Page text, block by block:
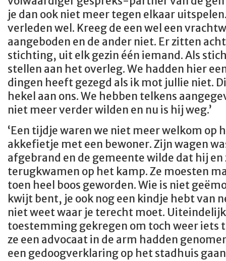
je dan ook niet meer tegen elkaar
verleden wel. Kreeg de een wel een
aangeboden en de ander niet. Er zitten
stichting, uit elk gezin één iemand. Als
stellen aan het overleg. We hadden hier
dingen heeft gezegd als ik mot jullie niet.
hekel aan ons. We hebben telkens
niet meer verder wilden en nu is hij weg.’
‘Een tijdje waren we niet meer welkom op
akkefietje met een bewoner. Zijn wagen
afgebrand en de gemeente wilde dat hij
terugkwamen op het kamp. Ze moesten
toen heel boos geworden. Wie is niet
kwijt bent, je ook nog een kindje hebt van
niet weet waar je terecht moet.
toestemming gekregen om toch weer iets
ze een advocaat in de arm hadden
een gedoogverklaring op het stadhuis